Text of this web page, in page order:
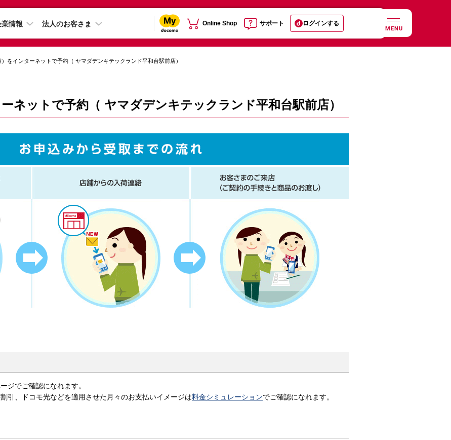
業情報 法人のお客さま Online Shop サポート ログインする
MENU
をインターネットで予約（ ヤマダデンキテックランド平和台駅前店）
ネットで予約（ ヤマダデンキテックランド平和台駅前店）
ジでご確認になれます。
引、ドコモ光などを適用させた月々のお支払いイメージは料金シミュレーションでご確認になれます。